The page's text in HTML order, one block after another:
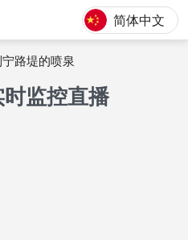
简体中文
路堤的喷泉
监控直播